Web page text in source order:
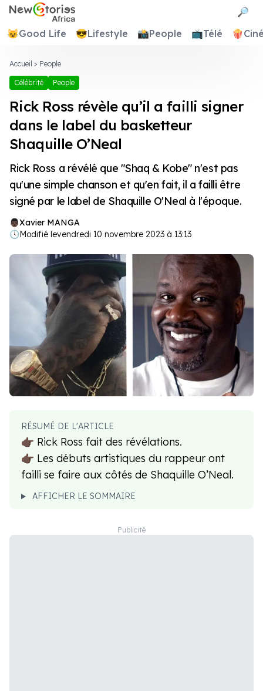
Newstories Africa
🔎
😺Good Life 😎Lifestyle 📸People 📺Télé 🍿
Accueil > People
Célébrité People
Rick Ross révèle qu’il a failli signer
dans le label du basketteur
Shaquille O’Neal
Rick Ross a révélé que "Shaq & Kobe" n'est pas
qu'une simple chanson et qu'en fait, il a failli être
signé par le label de Shaquille O'Neal à l'époque.
Xavier MANGA
🕓Modifié levendredi 10 novembre 2023 à 13:13
RÉSUMÉ DE L'ARTICLE
👉🏿 Rick Ross fait des révélations.
👉🏿 Les débuts artistiques du rappeur ont
failli se faire aux côtés de Shaquille O’Neal.
AFFICHER LE SOMMAIRE